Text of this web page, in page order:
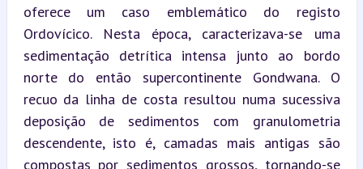
oferece um caso emblemático do registo
Ordovícico. Nesta época, caracterizava-se uma
sedimentação detrítica intensa junto ao bordo
norte do então supercontinente Gondwana. O
recuo da linha de costa resultou numa sucessiva
deposição de sedimentos com granulometria
descendente, isto é, camadas mais antigas são
compostas por sedimentos grossos, tornando-se